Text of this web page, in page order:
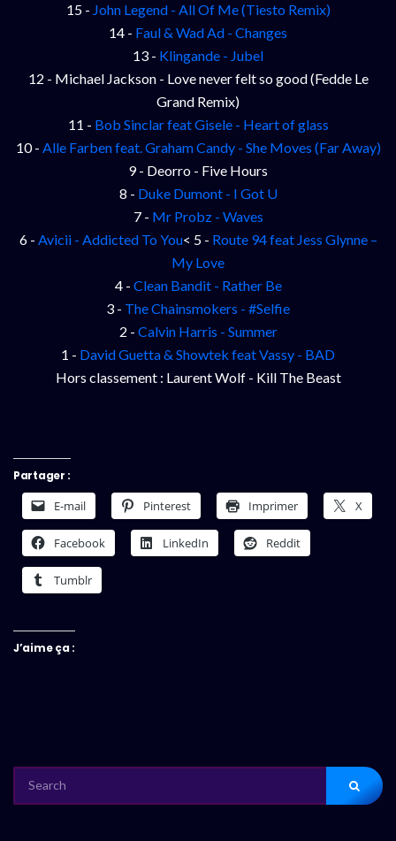
15 - John Legend - All Of Me (Tiesto Remix)
14 - Faul & Wad Ad - Changes
13 - Klingande - Jubel
12 - Michael Jackson - Love never felt so good (Fedde Le
Grand Remix)
11 - Bob Sinclar feat Gisele - Heart of glass
10 - Alle Farben feat. Graham Candy - She Moves (Far Away)
9 - Deorro - Five Hours
8 - Duke Dumont - I Got U
7 - Mr Probz - Waves
6 - Avicii - Addicted To You< 5 - Route 94 feat Jess Glynne –
My Love
4 - Clean Bandit - Rather Be
3 - The Chainsmokers - #Selfie
2 - Calvin Harris - Summer
1 - David Guetta & Showtek feat Vassy - BAD
Hors classement : Laurent Wolf - Kill The Beast
Partager :
E-mail Pinterest Imprimer X
Facebook LinkedIn Reddit
Tumblr
J’aime ça :
FOR: